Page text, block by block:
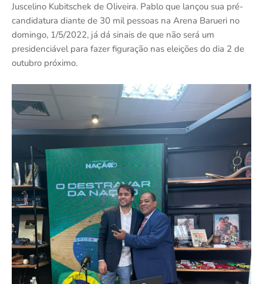
Juscelino Kubitschek de Oliveira. Pablo que lançou sua pré-
candidatura diante de 30 mil pessoas na Arena Barueri no
domingo, 1/5/2022, já dá sinais de que não será um
presidenciável para fazer figuração nas eleições do dia 2 de
outubro próximo.